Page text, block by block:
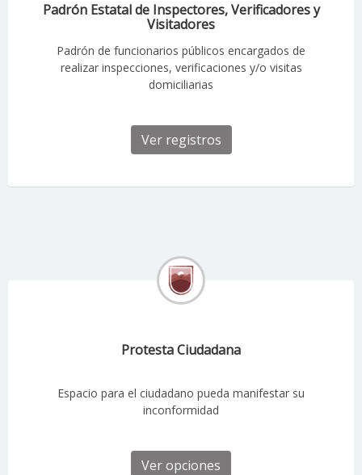
Padrón Estatal de Inspectores, Verificadores y
Visitadores
Padrón de funcionarios públicos encargados de
realizar inspecciones, verificaciones y/o visitas
domiciliarias
Ver registros
Protesta Ciudadana
Espacio para el ciudadano pueda manifestar su
inconformidad
Ver opciones